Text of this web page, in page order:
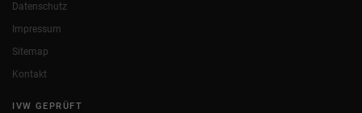
Datenschutz
Impressum
Sitemap
Kontakt
IVW GEPRÜFT